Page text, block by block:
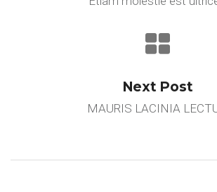
Next Post
MAURIS LACINIA